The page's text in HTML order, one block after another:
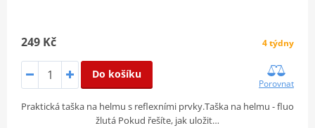
249 Kč 4 týdny
Do košíku
Porovnat
Praktická taška na helmu s reflexními prvky.Taška na helmu - fluo
žlutá Pokud řešíte, jak uložit…